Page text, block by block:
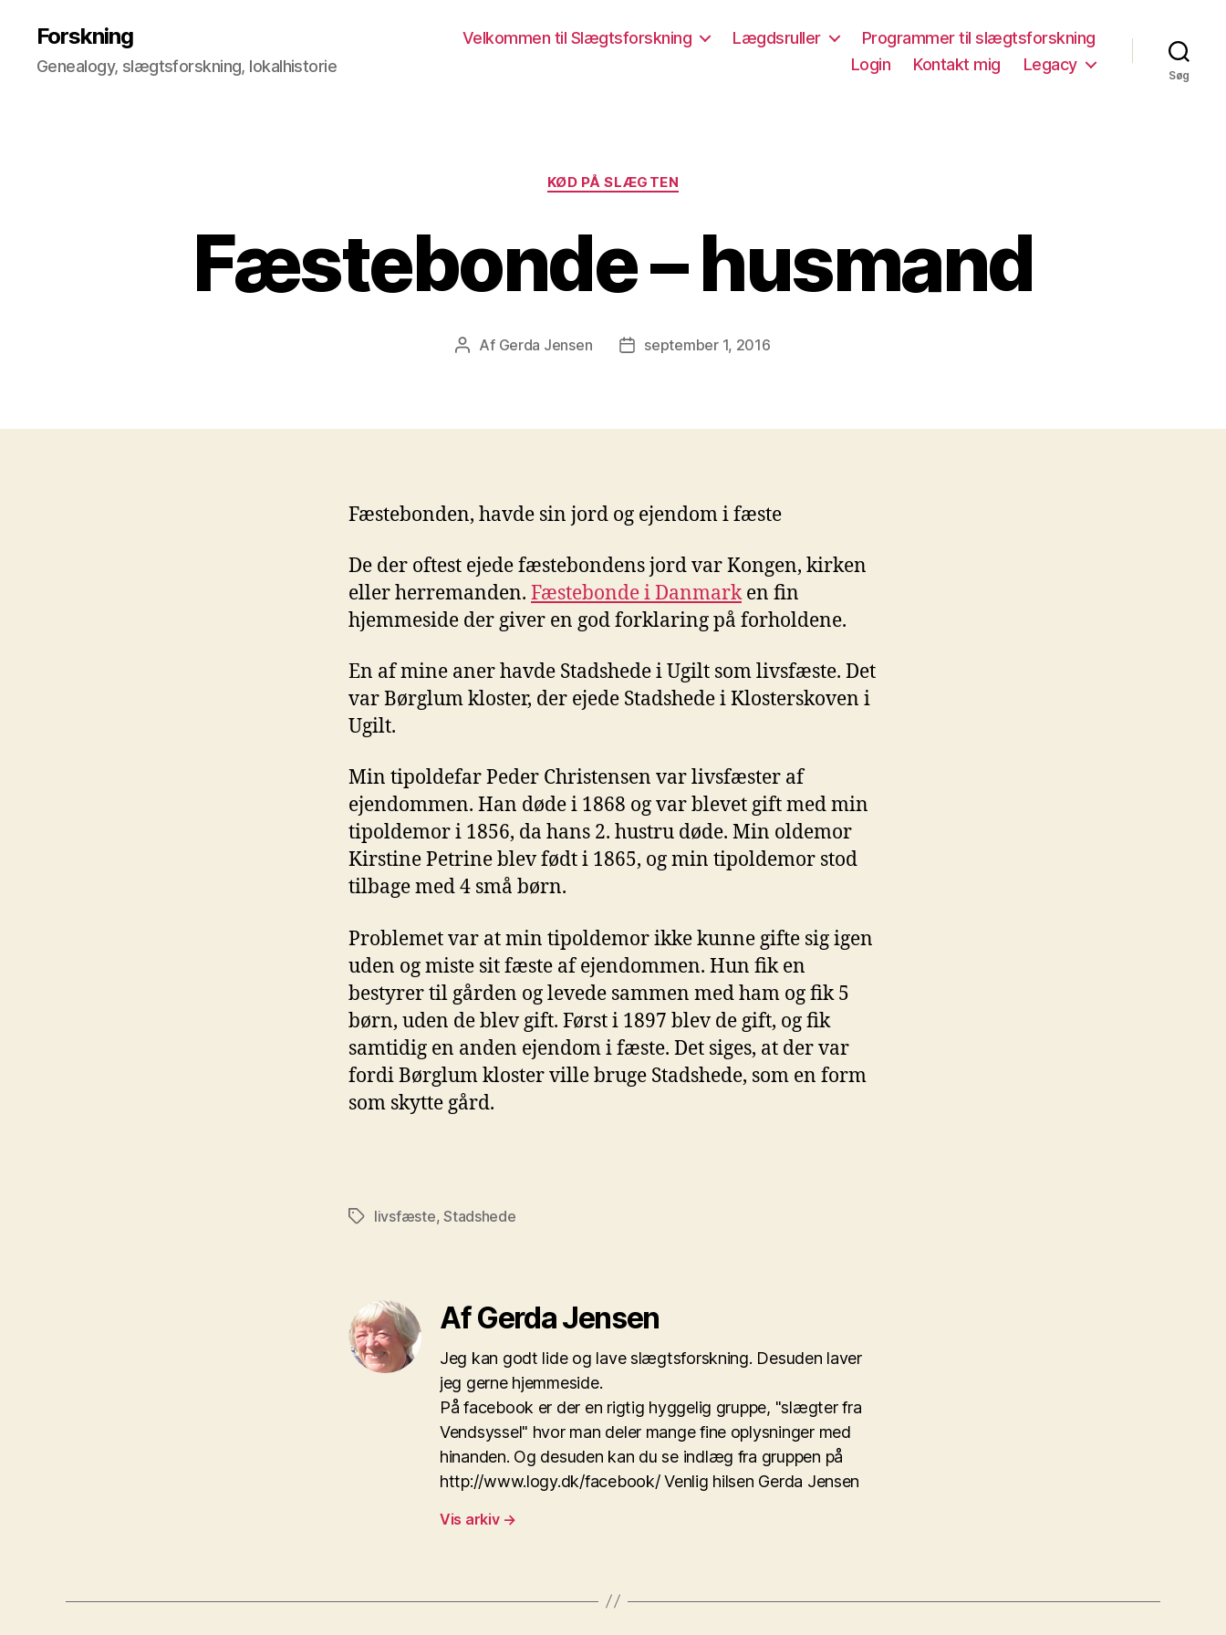
Forskning
Genealogy, slægtsforskning, lokalhistorie
Velkommen til Slægtsforskning Lægdsruller
Programmer til slægtsforskning
Login
Kontakt mig Legacy
Søg
Kategorier
KØD PÅ SLÆGTEN
Fæstebonde – husmand
Indlægsforfatter
Af Gerda Jensen Indlægsdato
september 1, 2016
Fæstebonden, havde sin jord og ejendom i fæste
De der oftest ejede fæstebondens jord var Kongen, kirken
eller herremanden. Fæstebonde i Danmarken fin
hjemmeside der giver en god forklaring på forholdene.
En af mine aner havde Stadshede i Ugilt som livsfæste. Det
var Børglum kloster, der ejede Stadshede i Klosterskoven i
Ugilt.
Min tipoldefar Peder Christensen var livsfæster af
ejendommen. Han døde i 1868 og var blevet gift med min
tipoldemor i 1856, da hans 2. hustru døde. Min oldemor
Kirstine Petrine blev født i 1865, og min tipoldemor stod
tilbage med 4 små børn.
Problemet var at min tipoldemor ikke kunne gifte sig igen
uden og miste sit fæste af ejendommen. Hun fik en
bestyrer til gården og levede sammen med ham og fik 5
børn, uden de blev gift. Først i 1897 blev de gift, og fik
samtidig en anden ejendom i fæste. Det siges, at der var
fordi Børglum kloster ville bruge Stadshede, som en form
som skytte gård.
Tagslivsfæste,Stadshede
Af Gerda Jensen
Jeg kan godt lide og lave slægtsforskning. Desuden laver
jeg gerne hjemmeside.
På facebook er der en rigtig hyggelig gruppe, "slægter fra
Vendsyssel" hvor man deler mange fine oplysninger med
hinanden. Og desuden kan du se indlæg fra gruppen på
http://www.logy.dk/facebook/ Venlig hilsen Gerda Jensen
Vis arkiv →